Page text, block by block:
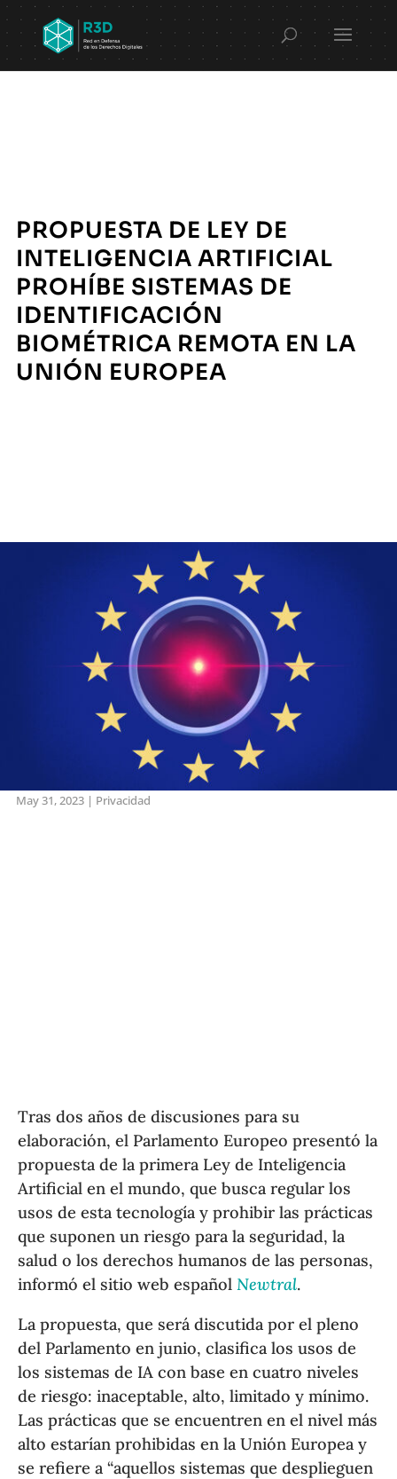
PROPUESTA DE LEY DE
INTELIGENCIA ARTIFICIAL
PROHÍBE SISTEMAS DE
IDENTIFICACIÓN
BIOMÉTRICA REMOTA EN LA
UNIÓN EUROPEA
May 31, 2023| Privacidad
Tras dos años de discusiones para su
elaboración, el Parlamento Europeo presentó la
propuesta de la primera Ley de Inteligencia
Artificial en el mundo, que busca regular los
usos de esta tecnología y prohibir las prácticas
que suponen un riesgo para la seguridad, la
salud o los derechos humanos de las personas,
informó el sitio web españolNewtral.
La propuesta, que será discutida por el pleno
del Parlamento en junio, clasifica los usos de
los sistemas de IA con base en cuatro niveles
de riesgo: inaceptable, alto, limitado y mínimo.
Las prácticas que se encuentren en el nivel más
alto estarían prohibidas en la Unión Europea y
se refiere a “aquellos sistemas que desplieguen